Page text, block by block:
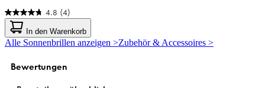
4.8 (4)
4.8
von
5
Sternen.
Bewertungen
In den Warenkorb
Alle Sonnenbrillen anzeigen >Zubehör & Accessoires >